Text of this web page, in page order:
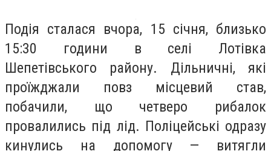
Подія сталася вчора, 15 січня, близько
15:30 години в селі Лотівка
Шепетівського району. Дільничні, які
проїжджали повз місцевий став,
побачили, що четверо рибалок
провалились під лід. Поліцейські одразу
кинулись на допомогу — витягли